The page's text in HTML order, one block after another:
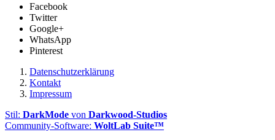
Facebook
Twitter
Google+
WhatsApp
Pinterest
Datenschutzerklärung
Kontakt
Impressum
Stil: DarkMode von Darkwood-Studios
Community-Software: WoltLab Suite™